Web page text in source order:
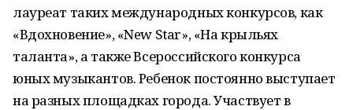
лауреат таких международных конкурсов, как
«Вдохновение», «New Star», «На крыльях
таланта», а также Всероссийского конкурса
юных музыкантов. Ребенок постоянно выступает
на разных площадках города. Участвует в